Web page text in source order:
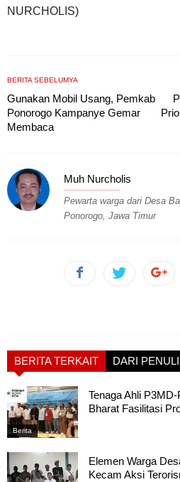
NURCHOLIS)
BERITA SEBELUMYA
Gunakan Mobil Usang, Pemkab
Ponorogo Kampanye Gemar
Membaca
Muh Nurcholis
Pewarta warga dari Desa
Ponorogo, Jawa Timur
BERITA TERKAIT DARI
Berita
Tenaga Ahli
Bharat Fasilitasi
Elemen Warga
Kecam Aksi